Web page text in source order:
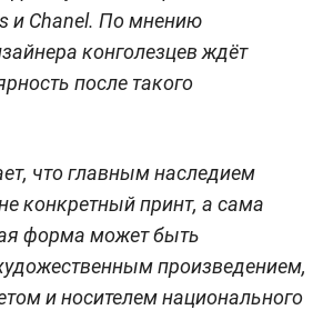
и Chanel. По мнению
конголезцев ждёт
после такого
что главным наследием
конкретный принт, а сама
форма может быть
произведением,
и носителем национального